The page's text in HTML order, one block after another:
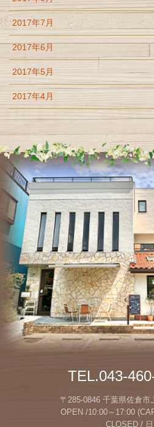
2017年7月
2017年6月
2017年5月
2017年4月
TEL.043-
〒285-0846 千葉県佐倉
OPEN /10:00～17:00
CLOSED / 日